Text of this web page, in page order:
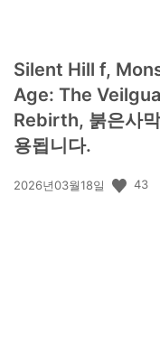
Silent Hill f,
Age: The
Rebirth, 붉은사
용됩니다.
공
2026년03월18일 43